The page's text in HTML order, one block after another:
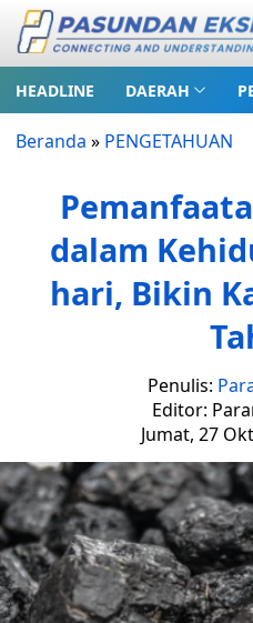
HEADLINE DAERAH
Beranda » PENGETAHUAN
dalam
hari, Bikin
Penulis:
Editor:
Jumat, 27